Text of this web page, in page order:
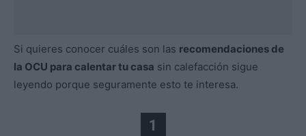
Si quieres conocer cuáles son las recomendaciones de
la OCU para calentar tu casa sin calefacción sigue
leyendo porque seguramente esto te interesa.
1